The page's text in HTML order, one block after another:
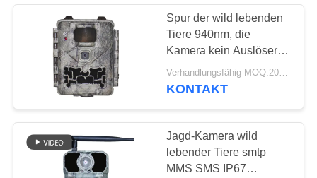
KONTAKT
NEUIGKEITEN
Kamera Digital-wild
lebender Tiere
37
Spur der wild lebenden
Tiere 940nm, die
Kamera kein Auslöser
des Glühen-30MP
1080P HD 0.3s jagt
Verhandlungsfähig MOQ:20pcs
KONTAKT
Jagd-Kamera wild
lebender Tiere smtp
MMS SMS IP67